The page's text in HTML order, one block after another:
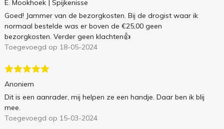
E. Mookhoek | Spijkenisse
Goed! Jammer van de bezorgkosten. Bij de drogist waar ik
normaal bestelde was er boven de €25,00 geen
bezorgkosten. Verder geen klachten👍
Toegevoegd op 18-05-2024
Anoniem
Dit is een aanrader, mij helpen ze een handje. Daar ben ik blij
mee.
Toegevoegd op 15-03-2024